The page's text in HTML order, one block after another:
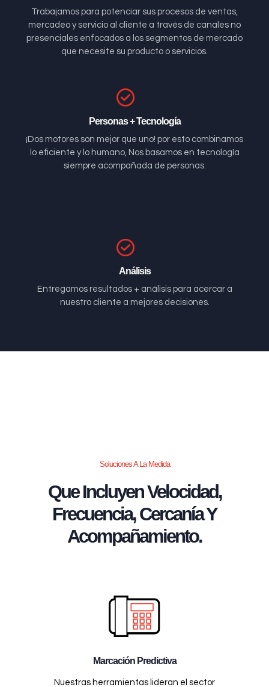
Trabajamos para potenciar sus procesos de ventas,
mercadeo y servicio al cliente a través de canales no
presenciales enfocados a los segmentos de mercado
que necesite su producto o servicios.
Personas + Tecnología
¡Dos motores son mejor que uno! por esto combinamos
lo eficiente y lo humano, Nos basamos en tecnología
siempre acompañada de personas.
Análisis
Entregamos resultados + análisis para acercar a
nuestro cliente a mejores decisiones.
Soluciones A La Medida
Que Incluyen Velocidad,
Frecuencia, Cercanía Y
Acompañamiento.
Marcación Predictiva
Nuestras herramientas lideran el sector